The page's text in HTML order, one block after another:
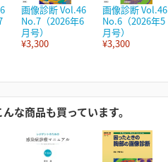
画像診断 Vol.46
No.7（2026年6
月号）
¥3,300
画像診断 Vol.46
No.6（2026年5
月号）
¥3,300
な商品も買っています。